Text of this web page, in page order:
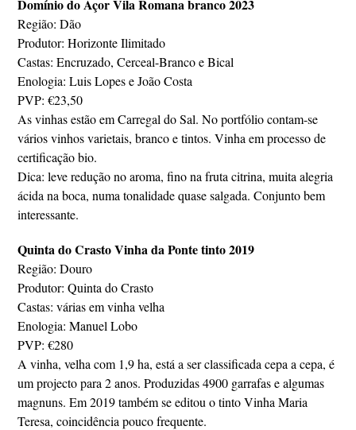
Domínio do Açor Vila Romana branco 2023
Região: Dão
Produtor: Horizonte Ilimitado
Castas: Encruzado, Cerceal-Branco e Bical
Enologia: Luis Lopes e João Costa
PVP: €23,50
As vinhas estão em Carregal do Sal. No portfólio contam-se
vários vinhos varietais, branco e tintos. Vinha em processo de
certificação bio.
Dica: leve redução no aroma, fino na fruta citrina, muita alegria
ácida na boca, numa tonalidade quase salgada. Conjunto bem
interessante.
Quinta do Crasto Vinha da Ponte tinto 2019
Região: Douro
Produtor: Quinta do Crasto
Castas: várias em vinha velha
Enologia: Manuel Lobo
PVP: €280
A vinha, velha com 1,9 ha, está a ser classificada cepa a cepa, é
um projecto para 2 anos. Produzidas 4900 garrafas e algumas
magnuns. Em 2019 também se editou o tinto Vinha Maria
Teresa, coincidência pouco frequente.